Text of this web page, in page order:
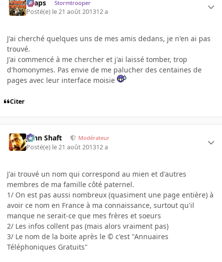
chaps Stormtrooper
Posté(e) le 21 août 201312 a
J'ai cherché quelques uns de mes amis dedans, je n'en ai pas
trouvé.
J'ai commencé à me chercher et j'ai laissé tomber, trop
d'homonymes. Pas envie de me palucher des centaines de
pages avec leur interface moisie
Citer
John Shaft Modérateur
Posté(e) le 21 août 201312 a
J'ai trouvé un nom qui correspond au mien et d'autres
membres de ma famille côté paternel.
1/ On est pas aussi nombreux (quasiment une page entière) à
avoir ce nom en France à ma connaissance, surtout qu'il
manque ne serait-ce que mes frères et soeurs
2/ Les infos collent pas (mais alors vraiment pas)
3/ Le nom de la boite après le © c'est "Annuaires
Téléphoniques Gratuits"